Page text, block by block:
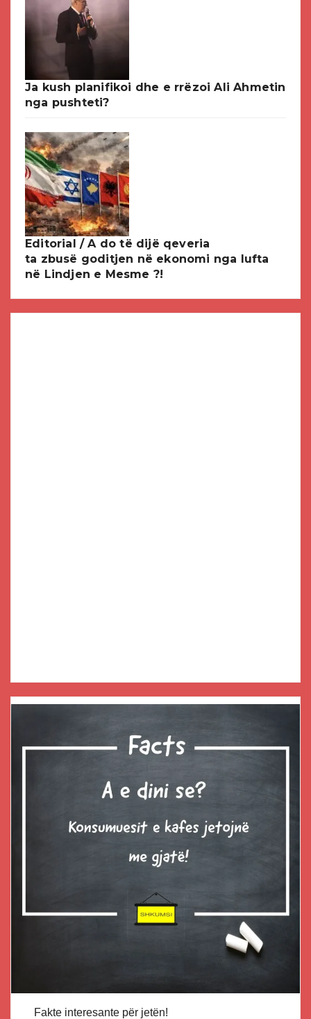
Ja kush planifikoi dhe e rrëzoi Ali Ahmetin
nga pushteti?
Editorial / A do të dijë qeveria
ta zbusë goditjen në ekonomi nga lufta
në Lindjen e Mesme ?!
Fakte interesante për jetën!